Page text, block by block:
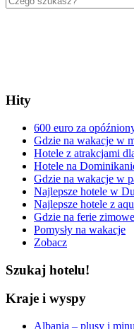
Hity
600 euro za
Gdzie na wakacje w
Hotele z atrakcjami
Hotele na
Gdzie na wakacje w
Najlepsze hotele w
Najlepsze hotele z
Gdzie na ferie
Pomysły na wakacje
Zobacz
Szukaj hotelu!
Kraje i wyspy
Albania – plusy i